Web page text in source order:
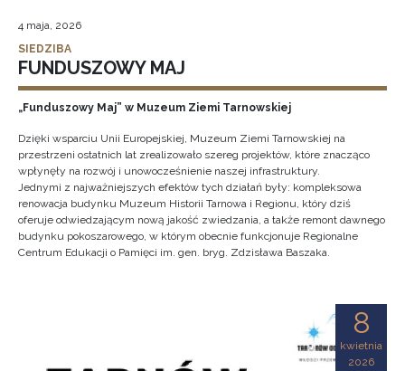
4 maja, 2026
SIEDZIBA
FUNDUSZOWY MAJ
„Funduszowy Maj” w Muzeum Ziemi Tarnowskiej
Dzięki wsparciu Unii Europejskiej, Muzeum Ziemi Tarnowskiej na
przestrzeni ostatnich lat zrealizowało szereg projektów, które znacząco
wpłynęły na rozwój i unowocześnienie naszej infrastruktury.
Jednymi z najważniejszych efektów tych działań były: kompleksowa
renowacja budynku Muzeum Historii Tarnowa i Regionu, który dziś
oferuje odwiedzającym nową jakość zwiedzania, a także remont dawnego
budynku pokoszarowego, w którym obecnie funkcjonuje Regionalne
Centrum Edukacji o Pamięci im. gen. bryg. Zdzisława Baszaka.
8
kwietnia
2026